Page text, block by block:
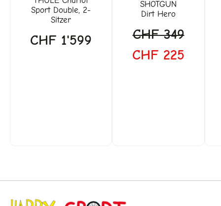
Sport Double, 2-
Sitzer
CHF 1'599
SHOTGUN
Dirt Hero
CHF349
CHF 225